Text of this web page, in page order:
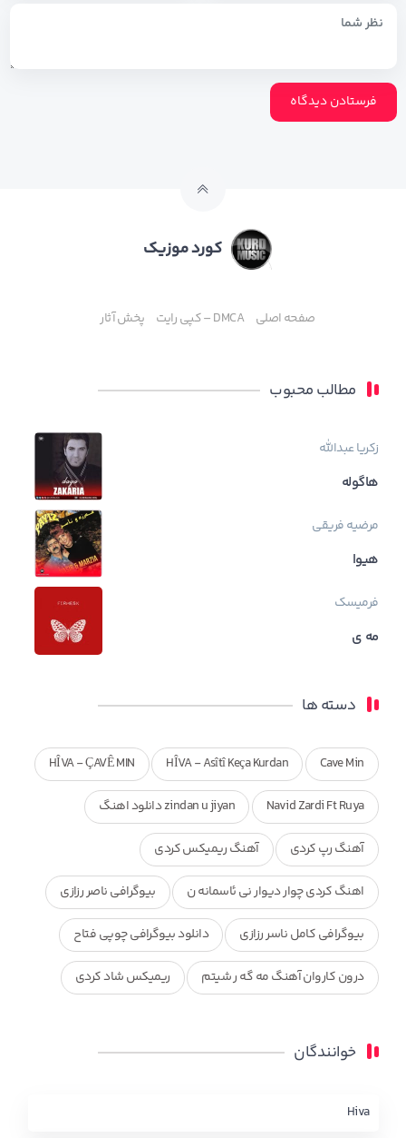
کورد موزیک
صفحه اصلی DMCA – کپی رایت پخش آثار
مطالب محبوب
زکریا عبدالله
هاگوله
مرضیه فریقی
هیوا
فرمیسک
مه ی
دسته ها
Cave Min
HÎVA - Asîtî Keça Kurdan
HÎVA - ÇAVÊ MIN
Navid Zardi Ft Ruya zindan u jiyan دانلود اهنگ
آهنگ رپ کردی آهنگ ریمیکس کردی
اهنگ کردی چوار دیوار نی ئاسمانه ن بیوگرافی ناصر رزازی
بیوگرافی کامل ناسر رزازی دانلود بیوگرافی چوپی فتاح
درون کاروان آهنگ مه گه ر شیتم ریمیکس شاد کردی
محمد جزا
چاو من
خوانندگان
Hiva